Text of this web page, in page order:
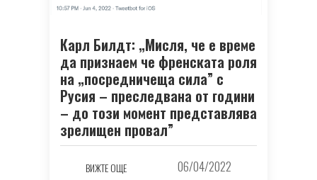
Карл Билдт: „Мисля, че е време
да признаем че френската роля
на „посредничеща сила” с
Русия – преследвана от години
– до този момент представлява
зрелищен провал”
ВИЖТЕ ОЩЕ 06/04/2022